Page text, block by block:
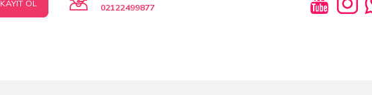
KAYIT OL 02122499877